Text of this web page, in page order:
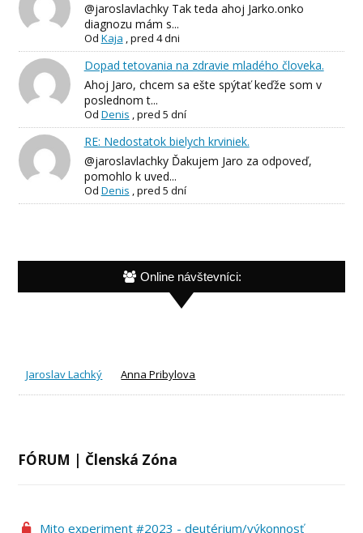
@jaroslavlachky Tak teda ahoj Jarko.onko
diagnozu mám s...
Od Kaja ,pred 4 dni
Dopad tetovania na zdravie mladého človeka.
Ahoj Jaro, chcem sa ešte spýtať keďže som v
poslednom t...
Od Denis ,pred 5 dní
RE: Nedostatok bielych krviniek.
@jaroslavlachky Ďakujem Jaro za odpoveď,
pomohlo k uved...
Od Denis ,pred 5 dní
Online návštevníci:
Jaroslav Lachký Anna Pribylova
FÓRUM | Členská Zóna
Mito experiment #2023 - deutérium/výkonnosť